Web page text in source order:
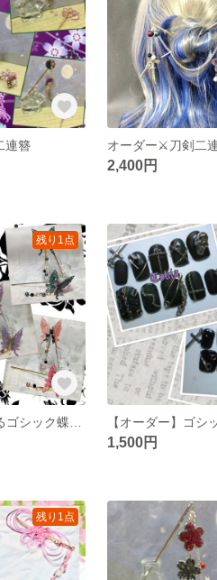
連簪
2,400円
残り1点
1,500円
残り1点